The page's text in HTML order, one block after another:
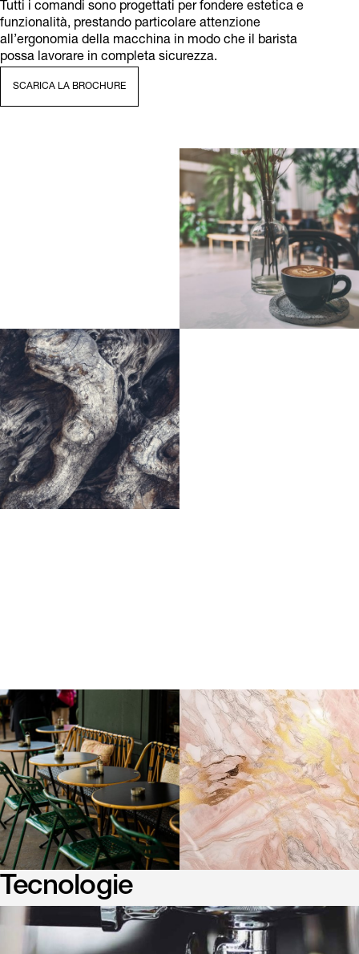
Tutti i comandi sono progettati per fondere estetica e
funzionalità, prestando particolare attenzione
all’ergonomia della macchina in modo che il barista
possa lavorare in completa sicurezza.
SCARICA LA BROCHURE
Tecnologie